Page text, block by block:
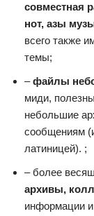
совместная
нот, азы
всего также
темы;
–файлы
миди,
небольшие
сообщениям
латиницей). ;
– более
архивы,
информации